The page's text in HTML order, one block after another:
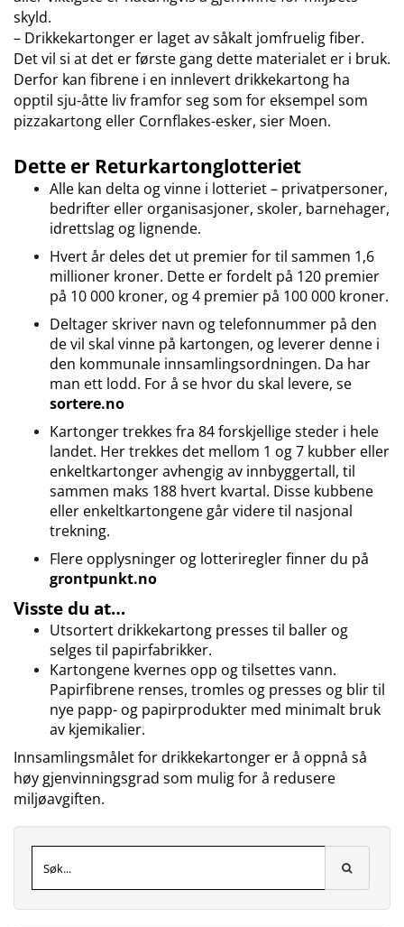
skyld.
– Drikkekartonger er laget av såkalt jomfruelig fiber.
Det vil si at det er første gang dette materialet er i bruk.
Derfor kan fibrene i en innlevert drikkekartong ha
opptil sju-åtte liv framfor seg som for eksempel som
pizzakartong eller Cornflakes-esker, sier Moen.
Dette er Returkartonglotteriet
Alle kan delta og vinne i lotteriet – privatpersoner,
bedrifter eller organisasjoner, skoler, barnehager,
idrettslag og lignende.
Hvert år deles det ut premier for til sammen 1,6
millioner kroner. Dette er fordelt på 120 premier
på 10 000 kroner, og 4 premier på 100 000 kroner.
Deltager skriver navn og telefonnummer på den
de vil skal vinne på kartongen, og leverer denne i
den kommunale innsamlingsordningen. Da har
man ett lodd. For å se hvor du skal levere, se
sortere.no
Kartonger trekkes fra 84 forskjellige steder i hele
landet. Her trekkes det mellom 1 og 7 kubber eller
enkeltkartonger avhengig av innbyggertall, til
sammen maks 188 hvert kvartal. Disse kubbene
eller enkeltkartongene går videre til nasjonal
trekning.
Flere opplysninger og lotteriregler finner du på
grontpunkt.no
Visste du at…
Utsortert drikkekartong presses til baller og
selges til papirfabrikker.
Kartongene kvernes opp og tilsettes vann.
Papirfibrene renses, tromles og presses og blir til
nye papp- og papirprodukter med minimalt bruk
av kjemikalier.
Innsamlingsmålet for drikkekartonger er å oppnå så
høy gjenvinningsgrad som mulig for å redusere
miljøavgiften.